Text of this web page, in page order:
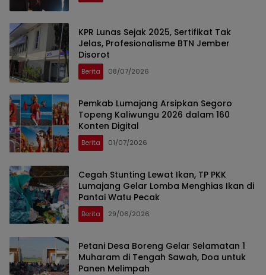
KPR Lunas Sejak 2025, Sertifikat Tak
Jelas, Profesionalisme BTN Jember
Disorot
Berita 08/07/2026
Pemkab Lumajang Arsipkan Segoro
Topeng Kaliwungu 2026 dalam 160
Konten Digital
Berita 01/07/2026
Cegah Stunting Lewat Ikan, TP PKK
Lumajang Gelar Lomba Menghias Ikan di
Pantai Watu Pecak
Berita 29/06/2026
Petani Desa Boreng Gelar Selamatan 1
Muharam di Tengah Sawah, Doa untuk
Panen Melimpah